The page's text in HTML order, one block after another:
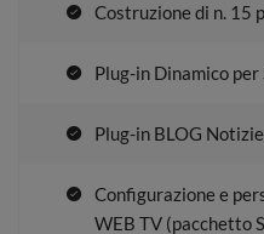
Costruzione di n. 15
Plug-in Dinamico
Plug-in BLOG
Configurazione e
WEB TV (pacchetto